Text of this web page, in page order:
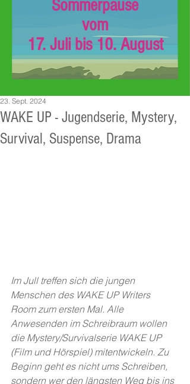
Sommerpause
vom
17. Juli bis 10. August
WAKE UP - Jugendserie, Mystery,
Survival, Suspense, Drama
23. Sept. 2024
Im Jull treffen sich die jungen
Menschen des WAKE UP Writers
Room zum ersten Mal. Alle
Anwesenden im Schreibraum wollen
die Mystery/Survivalserie WAKE UP
(Film und Hörspiel) mitentwickeln. Zu
Beginn geht es nicht ums Schreiben,
sondern wer den längsten Weg bis ins